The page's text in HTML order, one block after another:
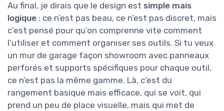
Au final, je dirais que le design est simple mais
logique : ce n’est pas beau, ce n’est pas discret, mais
c’est pensé pour qu’on comprenne vite comment
l’utiliser et comment organiser ses outils. Si tu veux
un mur de garage façon showroom avec panneaux
perforés et supports spécifiques pour chaque outil,
ce n’est pas la même gamme. Là, c’est du
rangement basique mais efficace, qui se voit, qui
prend un peu de place visuelle, mais qui met de